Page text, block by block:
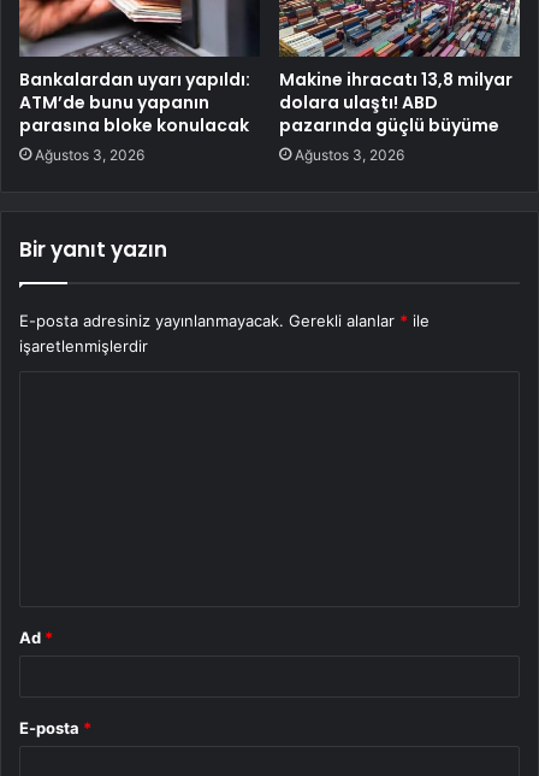
Bankalardan uyarı yapıldı:
ATM’de bunu yapanın
parasına bloke konulacak
Ağustos 3, 2026
Makine ihracatı 13,8 milyar
dolara ulaştı! ABD
pazarında güçlü büyüme
Ağustos 3, 2026
Bir yanıt yazın
E-posta adresiniz yayınlanmayacak. Gerekli alanlar * ile
işaretlenmişlerdir
Ad *
E-posta *